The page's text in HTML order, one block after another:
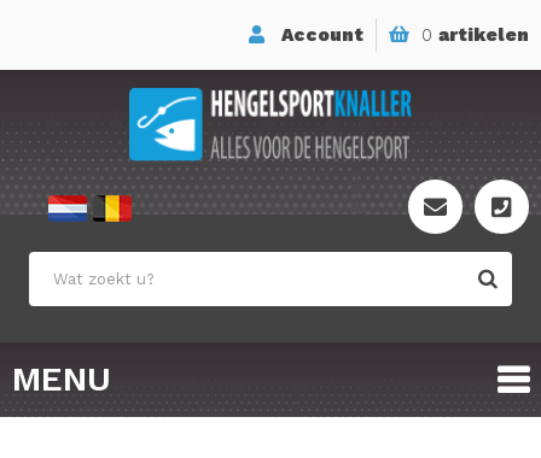
0 artikelen
Account
MENU